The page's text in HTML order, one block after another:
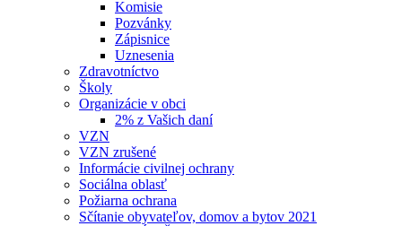
Komisie
Pozvánky
Zápisnice
Uznesenia
Zdravotníctvo
Školy
Organizácie v obci
2% z Vašich daní
VZN
VZN zrušené
Informácie civilnej ochrany
Sociálna oblasť
Požiarna ochrana
Sčítanie obyvateľov, domov a bytov 2021